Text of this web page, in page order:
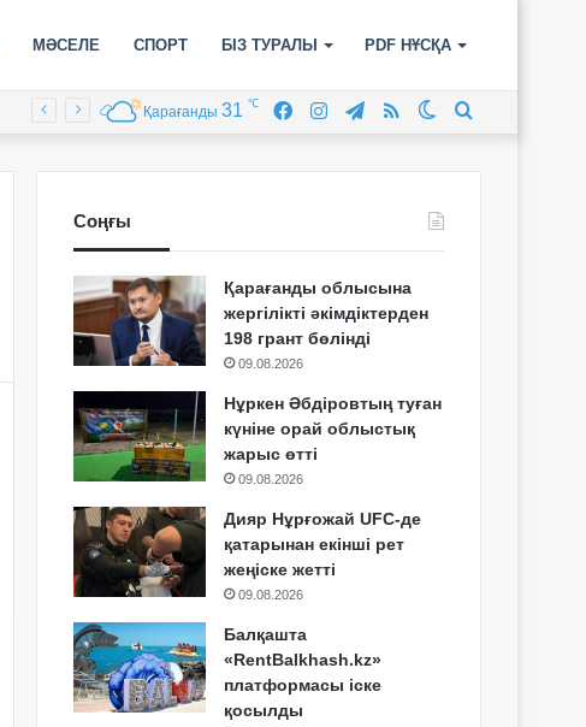
МӘСЕЛЕ СПОРТ БІЗ ТУРАЛЫ PDF НҰСҚА
Switch
RSS
Telegram
Instagram
Facebook
Қарағанды 31 ℃
Соңғы
Қарағанды облысына
жергілікті әкімдіктерден
198 грант бөлінді
09.08.2026
Нұркен Әбдіровтың туған
күніне орай облыстық
жарыс өтті
09.08.2026
Дияр Нұрғожай UFC-де
қатарынан екінші рет
жеңіске жетті
09.08.2026
Балқашта
«RentBalkhash.kz»
платформасы іске
қосылды